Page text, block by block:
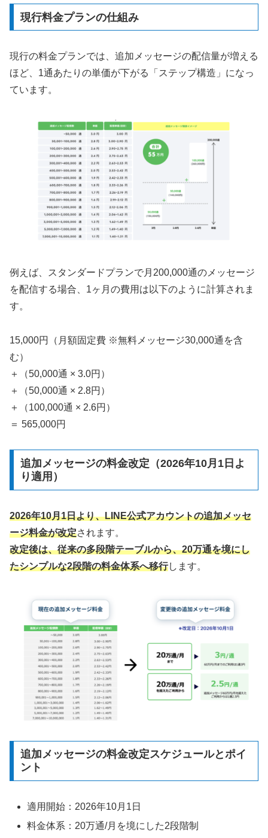
現行料金プランの仕組み
現行の料金プランでは、追加メッセージの配信量が増える
ほど、1通あたりの単価が下がる「ステップ構造」になっ
ています。
例えば、スタンダードプランで月200,000通のメッセージ
を配信する場合、1ヶ月の費用は以下のように計算されま
す。
15,000円（月額固定費 ※無料メッセージ30,000通を含
む）
＋（50,000通 × 3.0円）
＋（50,000通 × 2.8円）
＋（100,000通 × 2.6円）
＝ 565,000円
追加メッセージの料金改定（2026年10月1日よ
り適用）
2026年10月1日より、LINE公式アカウントの追加メッセ
ージ料金が改定されます。
改定後は、従来の多段階テーブルから、20万通を境にし
たシンプルな2段階の料金体系へ移行します。
追加メッセージの料金改定スケジュールとポイ
ント
適用開始：2026年10月1日
料金体系：20万通/月を境にした2段階制